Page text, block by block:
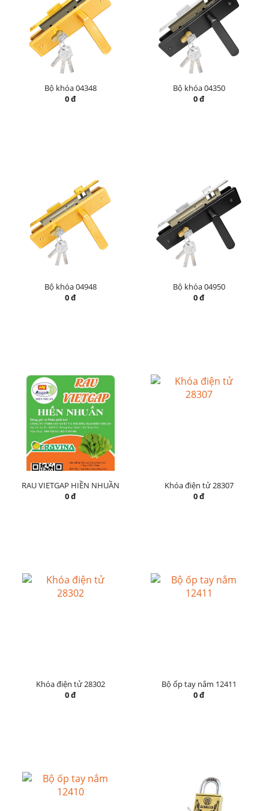
Bộ khóa 04348
0 đ
Bộ khóa 04350
0 đ
Bộ khóa 04948
0 đ
Bộ khóa 04950
0 đ
RAU VIETGAP HIỀN NHUẦN
0 đ
Khóa điện tử 28307
0 đ
Khóa điện tử 28302
0 đ
Bộ ốp tay nắm 12411
0 đ